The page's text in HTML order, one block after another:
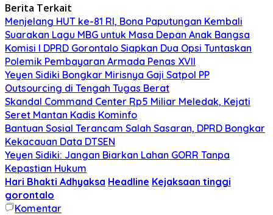
Berita Terkait
Menjelang HUT ke-81 RI, Bona Paputungan Kembali
Suarakan Lagu MBG untuk Masa Depan Anak Bangsa
Komisi I DPRD Gorontalo Siapkan Dua Opsi Tuntaskan
Polemik Pembayaran Armada Penas XVII
Yeyen Sidiki Bongkar Mirisnya Gaji Satpol PP
Outsourcing di Tengah Tugas Berat
Skandal Command Center Rp5 Miliar Meledak, Kejati
Seret Mantan Kadis Kominfo
Bantuan Sosial Terancam Salah Sasaran, DPRD Bongkar
Kekacauan Data DTSEN
Yeyen Sidiki: Jangan Biarkan Lahan GORR Tanpa
Kepastian Hukum
Hari Bhakti Adhyaksa Headline Kejaksaan tinggi
gorontalo
Komentar